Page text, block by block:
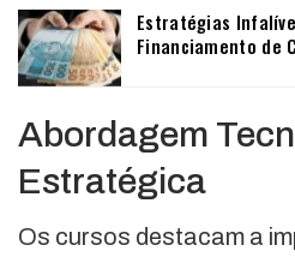
Estratégias
Financiamento de
Abordagem
Estratégica
Os cursos destacam a